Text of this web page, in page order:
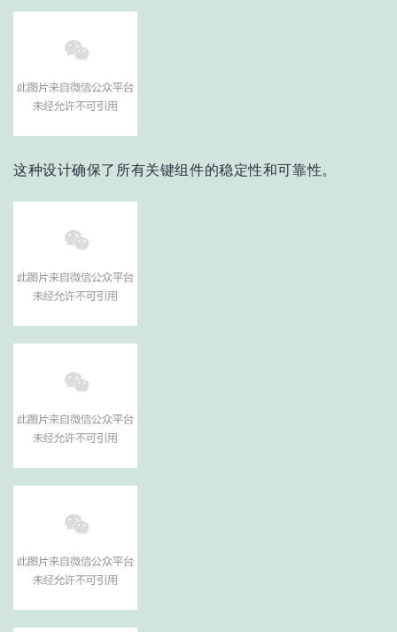
这种设计确保了所有关键组件的稳定性和可靠性。